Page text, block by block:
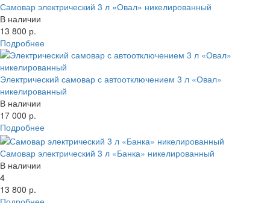
Самовар электрический 3 л «Овал» никелированный
В наличии
13 800 р.
Подробнее
Электрический самовар с автоотключением 3 л «Овал»
никелированный
В наличии
17 000 р.
Подробнее
Самовар электрический 3 л «Банка» никелированный
В наличии
4
13 800 р.